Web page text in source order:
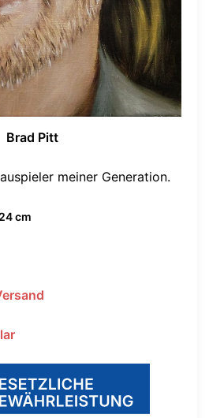
Brad Pitt
meiner Generation.
cm